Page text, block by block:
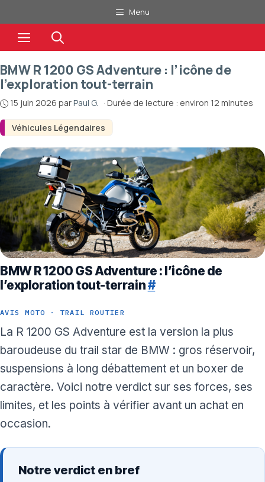
au
contenu
Menu
Menu
Véhicules Légendaires
BMW R 1200 GS Adventure : l’icône de
l’exploration tout-terrain
15 juin 2026 parPaul G. · Durée de lecture : environ 12 minutes
BMW R 1200 GS Adventure : l’icône de
l’exploration tout-terrain#
AVIS MOTO · TRAIL ROUTIER
La R 1200 GS Adventure est la version la plus
baroudeuse du trail star de BMW : gros réservoir,
suspensions à long débattement et un boxer de
caractère. Voici notre verdict sur ses forces, ses
limites, et les points à vérifier avant un achat en
occasion.
Notre verdict en bref